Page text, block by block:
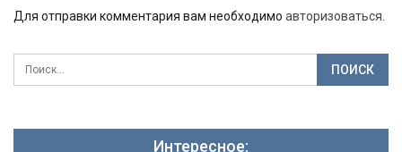
Для отправки комментария вам необходимо авторизоваться
Интересное: